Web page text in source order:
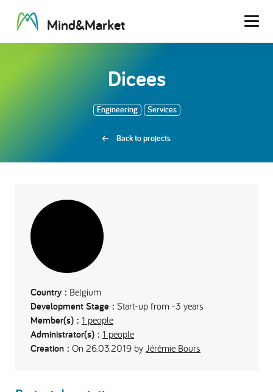
Mind&Market
Dicees
Engineering Services
Back to projects
Country : Belgium
Development Stage : Start-up from -3 years
Member(s) : 1 people
Administrator(s) : 1 people
Creation : On 26.03.2019 by Jérémie Bours